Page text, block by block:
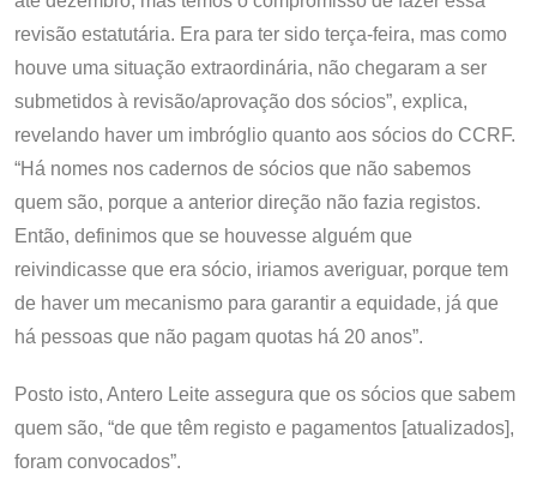
revisão estatutária. Era para ter sido terça-feira, mas como
houve uma situação extraordinária, não chegaram a ser
submetidos à revisão/aprovação dos sócios”, explica,
revelando haver um imbróglio quanto aos sócios do CCRF.
“Há nomes nos cadernos de sócios que não sabemos
quem são, porque a anterior direção não fazia registos.
Então, definimos que se houvesse alguém que
reivindicasse que era sócio, iriamos averiguar, porque tem
de haver um mecanismo para garantir a equidade, já que
há pessoas que não pagam quotas há 20 anos”.
Posto isto, Antero Leite assegura que os sócios que sabem
quem são, “de que têm registo e pagamentos [atualizados],
foram convocados”.